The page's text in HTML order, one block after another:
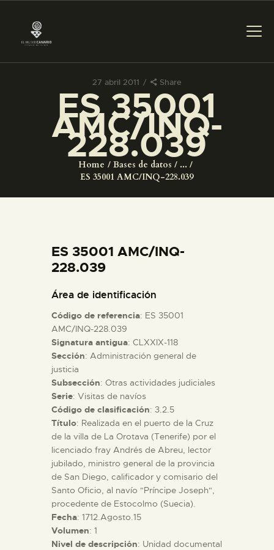
27 abril 2011 Share
ES 35001
AMC/INQ-
228.039
Home Bases de datos
...
ES 35001 AMC/INQ-228.039
PREPARAR LA VISITA
ACTIVIDADES
COLECCIONES
ESPAÑOL
PREPARAR LA VISITA
ACTIVIDADES
█
EL MUSEO
COLECCIONES
DIDÁCTICA
ES 35001 AMC/INQ-
228.039
Área de identificación
Código de referencia: ES 35001
AMC/INQ-228.039
Signatura antigua: CLXXIX-118
Sección: Administración general de
justicia
Subsección: Otras actividades judiciales
Serie: Visitas de navíos
Código de clasificación: 3.2.5
Título: Realizada en el puerto de la Cruz
de la villa de La Orotava (Tenerife) por el
licenciado fray Andrés de Abreu, lector
jubilado, ministro general de la provincia
de San Diego, calificador y comisario del
Santo Oficio, al navío "Príncipe Joseph",
procedente de Estocolmo (Suecia).
Fecha: 1712.Agosto.15
Volumen: 1
Nivel de descripción: Unidad documental